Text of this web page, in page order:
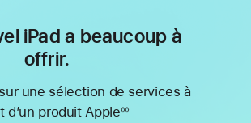
iPad a beaucoup à
offrir.
une sélection de services à
d’un produit Apple◊◊